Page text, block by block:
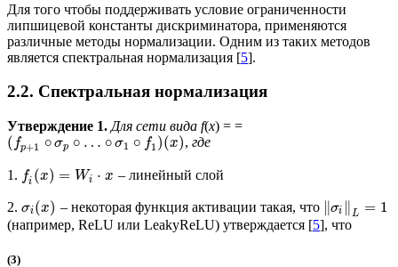
Для того чтобы поддерживать условие ограниченности
липшицевой константы дискриминатора, применяются
различные методы нормализации. Одним из таких методов
является спектральная нормализация [5].
2.2. Спектральная нормализация
Утверждение 1. Для сети вида f(x) = =
( fp+1 ∘ σp ∘ … ∘ σ1 ∘ f1 )(x), где
1. fi (x) = Wi ⋅ x – линейный слой
2. σi(x) – некоторая функция активации такая, что ∥σi ∥L = 1
(например, ReLU или LeakyReLU) утверждается [5], что
(3)